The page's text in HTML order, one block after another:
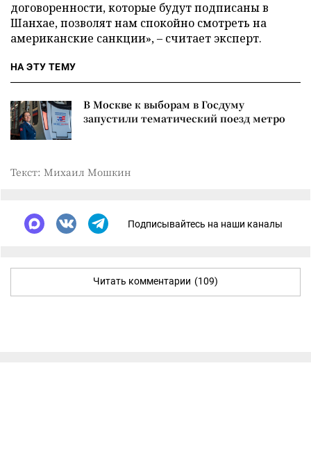
договоренности, которые будут подписаны в
Шанхае, позволят нам спокойно смотреть на
американские санкции», – считает эксперт.
НА ЭТУ ТЕМУ
В Москве к выборам в Госдуму
запустили тематический поезд метро
Текст: Михаил Мошкин
Подписывайтесь на наши каналы
Читать комментарии (109)